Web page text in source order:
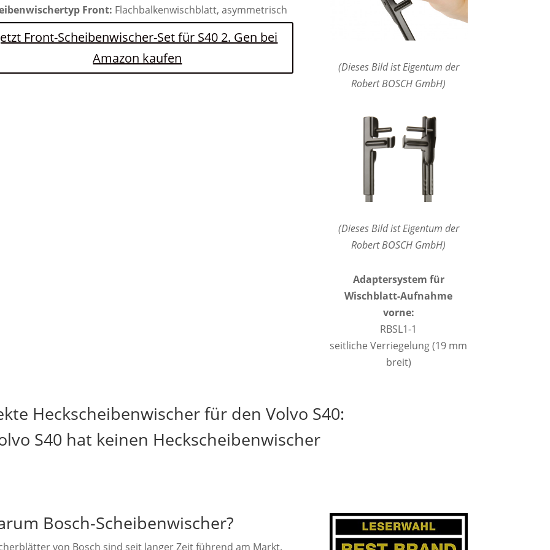
Front: Flachbalkenwischblatt, asymmetrisch
Front-Scheibenwischer-Set für S40 2. Gen bei
Amazon kaufen
(Dieses Bild ist Eigentum der
Robert BOSCH GmbH)
(Dieses Bild ist Eigentum der
Robert BOSCH GmbH)
Adaptersystem für
Wischblatt-Aufnahme
vorne:
RBSL1-1
seitliche Verriegelung (19 mm
breit)
Heckscheibenwischer für den Volvo S40:
S40 hat keinen Heckscheibenwischer
Bosch-Scheibenwischer?
von Bosch sind seit langer Zeit führend am Markt.